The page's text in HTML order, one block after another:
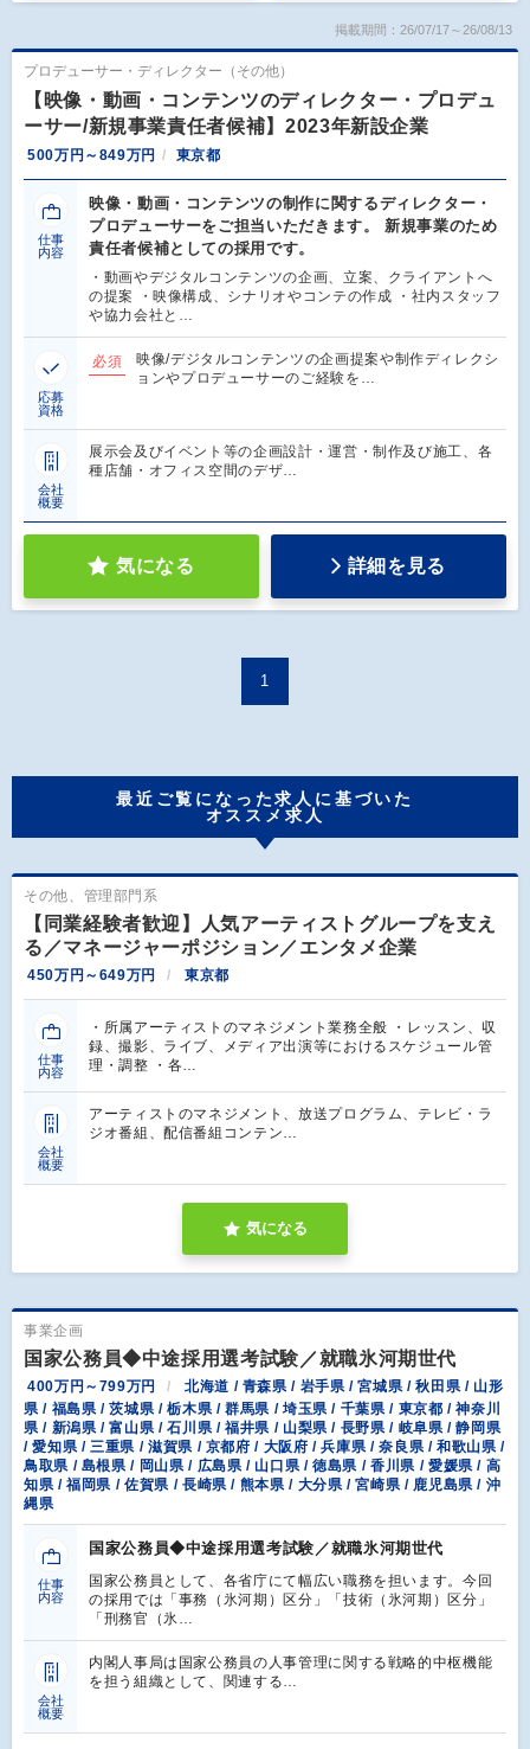
掲載期間：26/07/17～26/08/13
プロデューサー・ディレクター（その他）
【映像・動画・コンテンツのディレクター・プロデュ
ーサー/新規事業責任者候補】2023年新設企業
500万円～849万円 東京都
仕事
内容
映像・動画・コンテンツの制作に関するディレクター・
プロデューサーをご担当いただきます。 新規事業のため
責任者候補としての採用です。
・動画やデジタルコンテンツの企画、立案、クライアントへ
の提案 ・映像構成、シナリオやコンテの作成 ・社内スタッフ
や協力会社と…
応募
資格
必須
映像/デジタルコンテンツの企画提案や制作ディレクシ
ョンやプロデューサーのご経験を…
会社
概要
展示会及びイベント等の企画設計・運営・制作及び施工、各
種店舗・オフィス空間のデザ…
気になる 詳細を見る
1
最近ご覧になった求人に基づいた
オススメ求人
その他、管理部門系
【同業経験者歓迎】人気アーティストグループを支え
る／マネージャーポジション／エンタメ企業
450万円～649万円 東京都
仕事
内容
・所属アーティストのマネジメント業務全般 ・レッスン、収
録、撮影、ライブ、メディア出演等におけるスケジュール管
理・調整 ・各…
会社
概要
アーティストのマネジメント、放送プログラム、テレビ・ラ
ジオ番組、配信番組コンテン…
気になる
事業企画
国家公務員◆中途採用選考試験／就職氷河期世代
400万円～799万円
北海道 / 青森県 / 岩手県 / 宮城県 / 秋田県 / 山形
県 / 福島県 / 茨城県 / 栃木県 / 群馬県 / 埼玉県 / 千葉県 / 東京都 / 神奈川
県 / 新潟県 / 富山県 / 石川県 / 福井県 / 山梨県 / 長野県 / 岐阜県 / 静岡県
/ 愛知県 / 三重県 / 滋賀県 / 京都府 / 大阪府 / 兵庫県 / 奈良県 / 和歌山県 /
鳥取県 / 島根県 / 岡山県 / 広島県 / 山口県 / 徳島県 / 香川県 / 愛媛県 / 高
知県 / 福岡県 / 佐賀県 / 長崎県 / 熊本県 / 大分県 / 宮崎県 / 鹿児島県 / 沖
縄県
仕事
内容
国家公務員◆中途採用選考試験／就職氷河期世代
国家公務員として、各省庁にて幅広い職務を担います。今回
の採用では「事務（氷河期）区分」「技術（氷河期）区分」
「刑務官（氷…
会社
概要
内閣⼈事局は国家公務員の⼈事管理に関する戦略的中枢機能
を担う組織として、関連する…